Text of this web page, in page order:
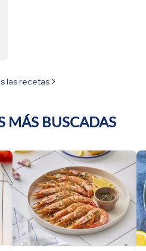
las recetas
MÁS BUSCADAS